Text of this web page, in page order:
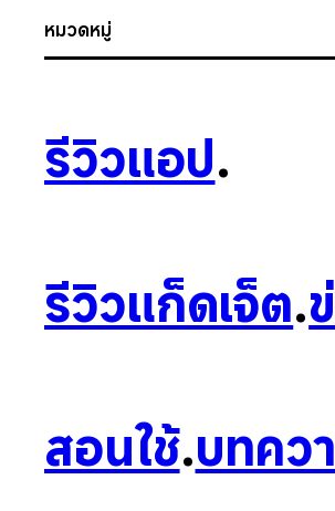
หมวดหมู่
รีวิวแอป.
รีวิวแก็ดเจ็ต.
สอนใช้.บทคว